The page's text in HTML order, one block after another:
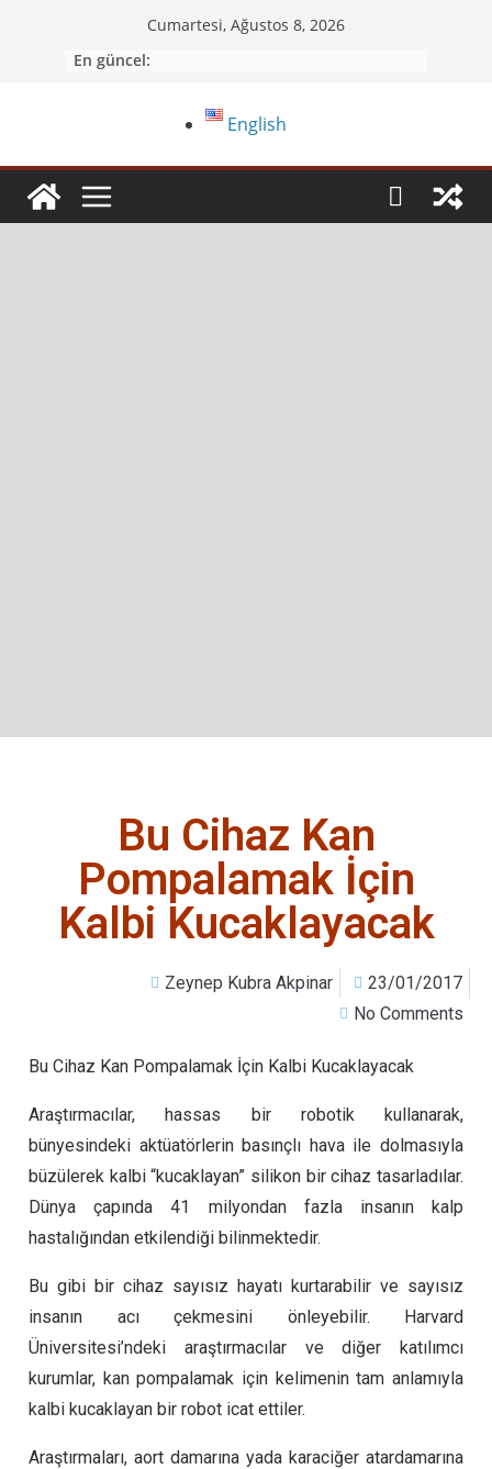
Cumartesi, Ağustos 8, 2026
En güncel:
English
Bu Cihaz Kan
Pompalamak İçin
Kalbi Kucaklayacak
Zeynep Kubra Akpinar
23/01/2017
No Comments
Bu Cihaz Kan Pompalamak İçin Kalbi Kucaklayacak
Araştırmacılar, hassas bir robotik kullanarak,
bünyesindeki aktüatörlerin basınçlı hava ile dolmasıyla
büzülerek kalbi “kucaklayan” silikon bir cihaz tasarladılar.
Dünya çapında 41 milyondan fazla insanın kalp
hastalığından etkilendiği bilinmektedir.
Bu gibi bir cihaz sayısız hayatı kurtarabilir ve sayısız
insanın acı çekmesini önleyebilir. Harvard
Üniversitesi’ndeki araştırmacılar ve diğer katılımcı
kurumlar, kan pompalamak için kelimenin tam anlamıyla
kalbi kucaklayan bir robot icat ettiler.
Araştırmaları, aort damarına yada karaciğer atardamarına